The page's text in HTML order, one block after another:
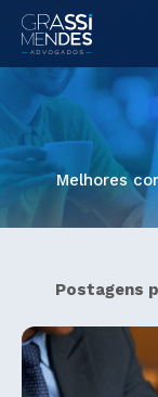
Melhores
Postagens